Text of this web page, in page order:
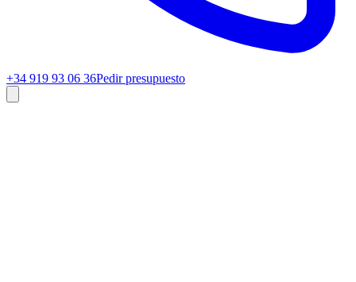
+34 919 93 06 36Pedir presupuesto